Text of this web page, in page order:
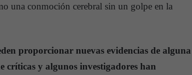
una conmoción cerebral sin un golpe en la
proporcionar nuevas evidencias de alguna
críticas y algunos investigadores han